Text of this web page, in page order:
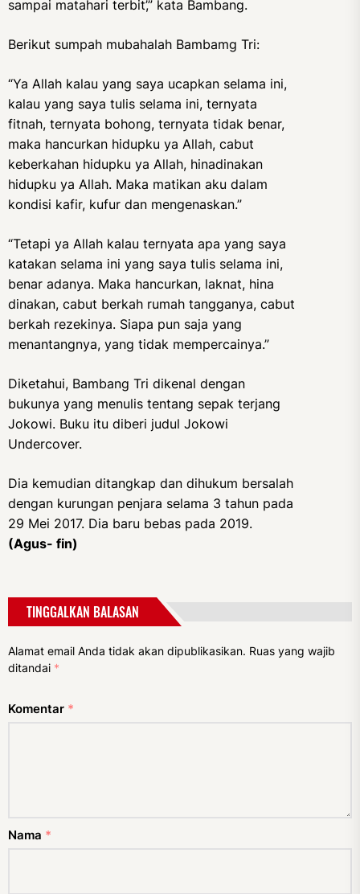
sampai matahari terbit’,” kata Bambang.
Berikut sumpah mubahalah Bambamg Tri:
“Ya Allah kalau yang saya ucapkan selama ini,
kalau yang saya tulis selama ini, ternyata
fitnah, ternyata bohong, ternyata tidak benar,
maka hancurkan hidupku ya Allah, cabut
keberkahan hidupku ya Allah, hinadinakan
hidupku ya Allah. Maka matikan aku dalam
kondisi kafir, kufur dan mengenaskan.”
“Tetapi ya Allah kalau ternyata apa yang saya
katakan selama ini yang saya tulis selama ini,
benar adanya. Maka hancurkan, laknat, hina
dinakan, cabut berkah rumah tangganya, cabut
berkah rezekinya. Siapa pun saja yang
menantangnya, yang tidak mempercainya.”
Diketahui, Bambang Tri dikenal dengan
bukunya yang menulis tentang sepak terjang
Jokowi. Buku itu diberi judul Jokowi
Undercover.
Dia kemudian ditangkap dan dihukum bersalah
dengan kurungan penjara selama 3 tahun pada
29 Mei 2017. Dia baru bebas pada 2019.
(Agus- fin)
TINGGALKAN BALASAN
Alamat email Anda tidak akan dipublikasikan. Ruas yang wajib
ditandai *
Komentar *
Nama *